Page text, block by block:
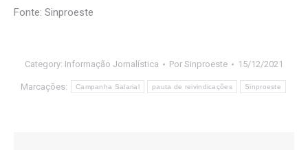
Fonte: Sinproeste
Category: Informação Jornalística Por Sinproeste 15/12/2021
Marcações: Campanha Salarial pauta de reivindicações Sinproeste